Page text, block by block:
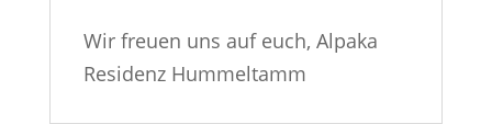
Wir freuen uns auf euch, Alpaka
Residenz Hummeltamm